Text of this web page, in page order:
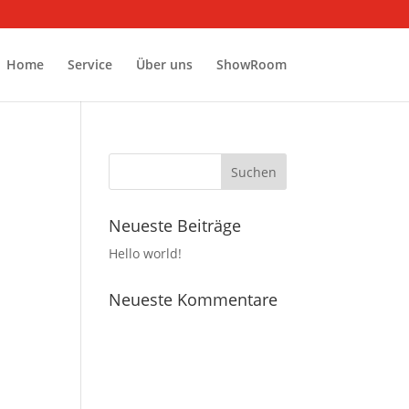
Home Service Über uns ShowRoom
Neueste Beiträge
Hello world!
Neueste Kommentare